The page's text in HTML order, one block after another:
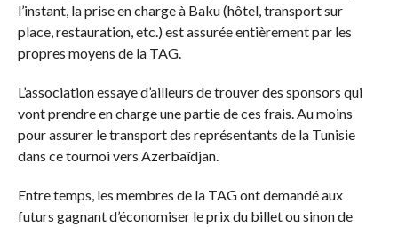
l’instant, la prise en charge à Baku (hôtel, transport sur
place, restauration, etc.) est assurée entièrement par les
propres moyens de la TAG.
L’association essaye d’ailleurs de trouver des sponsors qui
vont prendre en charge une partie de ces frais. Au moins
pour assurer le transport des représentants de la Tunisie
dans ce tournoi vers Azerbaïdjan.
Entre temps, les membres de la TAG ont demandé aux
futurs gagnant d’économiser le prix du billet ou sinon de